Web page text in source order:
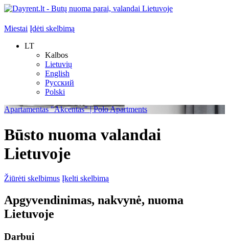
Miestai Įdėti skelbimą
LT
Kalbos
Lietuvių
English
Русский
Polski
Apartamentas "Akcentas" | Polo Apartments
Būsto nuoma valandai
Lietuvoje
Žiūrėti skelbimus Įkelti skelbimą
Apgyvendinimas, nakvynė, nuoma
Lietuvoje
Darbui